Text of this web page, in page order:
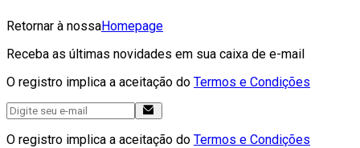
Retornar à nossaHomepage
Receba as últimas novidades em sua caixa de e-mail
O registro implica a aceitação do Termos e Condições
O registro implica a aceitação do Termos e Condições